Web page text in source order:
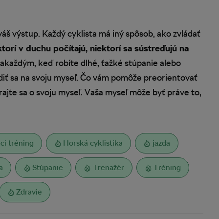
výstup. Každý cyklista má iný spôsob, ako zvládať
v duchu počítajú, niektorí sa sústreďujú na
keď robíte dlhé, ťažké stúpanie alebo
sa na svoju myseľ. Čo vám pomôže preorientovať
sa o svoju myseľ. Vaša myseľ môže byť práve to,
tréning Horská cyklistika jazda
Stúpanie Trenažér Tréning
Zdravie